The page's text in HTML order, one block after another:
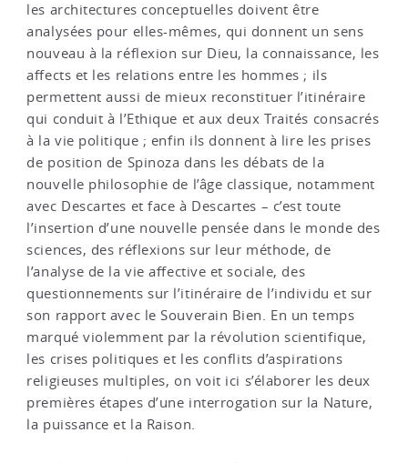
les architectures conceptuelles doivent être
analysées pour elles-mêmes, qui donnent un sens
nouveau à la réflexion sur Dieu, la connaissance, les
affects et les relations entre les hommes ; ils
permettent aussi de mieux reconstituer l’itinéraire
qui conduit à l’Ethique et aux deux Traités consacrés
à la vie politique ; enfin ils donnent à lire les prises
de position de Spinoza dans les débats de la
nouvelle philosophie de l’âge classique, notamment
avec Descartes et face à Descartes – c’est toute
l’insertion d’une nouvelle pensée dans le monde des
sciences, des réflexions sur leur méthode, de
l’analyse de la vie affective et sociale, des
questionnements sur l’itinéraire de l’individu et sur
son rapport avec le Souverain Bien. En un temps
marqué violemment par la révolution scientifique,
les crises politiques et les conflits d’aspirations
religieuses multiples, on voit ici s’élaborer les deux
premières étapes d’une interrogation sur la Nature,
la puissance et la Raison.